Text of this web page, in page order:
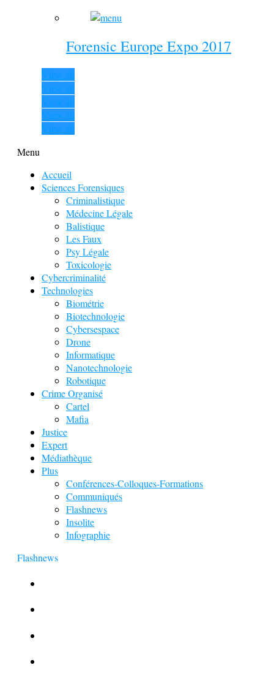
Forensic Europe Expo 2017
View all
View all
View all
View all
View all
Menu
Accueil
Sciences Forensiques
Criminalistique
Médecine Légale
Balistique
Les Faux
Psy Légale
Toxicologie
Cybercriminalité
Technologies
Biométrie
Biotechnologie
Cybersespace
Drone
Informatique
Nanotechnologie
Robotique
Crime Organisé
Cartel
Mafia
Justice
Expert
Médiathèque
Plus
Conférences-Colloques-Formations
Communiqués
Flashnews
Insolite
Infographie
Flashnews